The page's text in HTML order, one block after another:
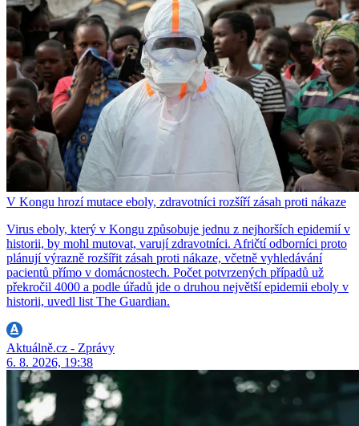
V Kongu hrozí mutace eboly, zdravotníci rozšíří zásah proti nákaze
Virus eboly, který v Kongu způsobuje jednu z nejhorších epidemií v
historii, by mohl mutovat, varují zdravotníci. Afričtí odborníci proto
plánují výrazně rozšířit zásah proti nákaze, včetně vyhledávání
pacientů přímo v domácnostech. Počet potvrzených případů už
překročil 4000 a podle úřadů jde o druhou největší epidemii eboly v
historii, uvedl list The Guardian.
Aktuálně.cz - Zprávy
6. 8. 2026, 19:38